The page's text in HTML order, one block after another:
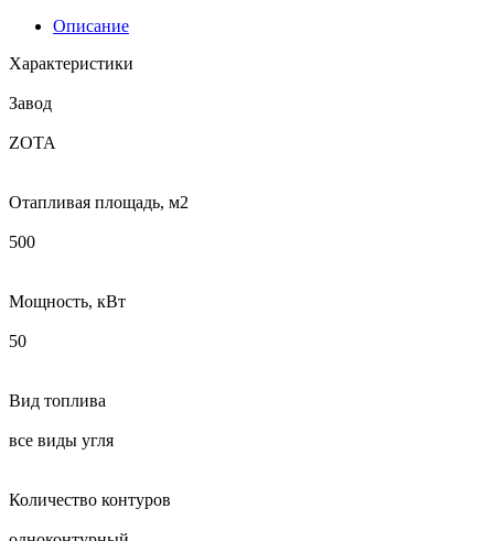
Описание
Характеристики
Завод
ZOTA
Отапливая площадь, м2
500
Мощность, кВт
50
Вид топлива
все виды угля
Количество контуров